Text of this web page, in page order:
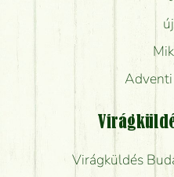
Adventi
Virágküldés